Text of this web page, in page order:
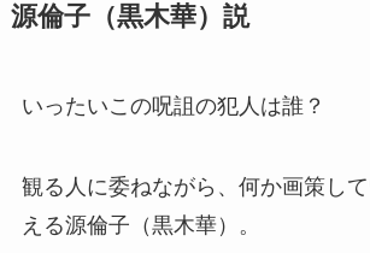
源倫子（黒木華）説
いったいこの呪詛の犯人は誰？
観る人に委ねながら、何か画策し
える源倫子（黒木華）。